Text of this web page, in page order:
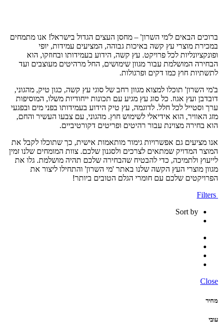
ברוכים הבאים ל'מי השרון' – מחסן העצים הגדול בישראל! אנו מתמחים
במכירת מוצרי עץ קשה באיכות גבוהה, המציעים עמידות, יופי
ופונקציונליות לכל פרויקט. עץ קשה, הידוע בעמידותו ובחוזקו, הוא
הבחירה המושלמת עבור מגוון שימושים, החל מרהיטים מעוצבים ועד
לתשתיות חוץ כמו דקים ופרגולות.
ב'מי השרון' תוכלו למצוא מגוון רחב של סוגי עץ קשה, כגון טיק, מהגוני,
דובדבן ועץ אגוז. כל סוג עץ מגיע עם תכונות ייחודיות משלו, המוסיפות
ערך וסטייל לכל חלל. לדוגמה, עץ טיק הידוע בעמידותו בפני מים ובפגעי
מזג האוויר, הוא אידיאלי לשימוש חוץ. מהגוני, עם צבעו העשיר והחם,
הוא בחירה מצוינת עבור רהיטים ופריטים דקורטיביים.
אנו מציעים גם אפשרויות גימור מותאמות אישית, כך שתוכלו לקבל את
המוצר המדויק שמתאים לצרכים ולסגנון שלכם. צוות המומחים שלנו זמין
לייעוץ ולתמיכה, כדי להבטיח שהבחירה שלכם תהיה מושלמת. גלו את
מגוון מוצרי העץ הקשה שלנו באתר 'מי השרון' והתחילו ליצור את
הפרויקטים שלכם עם חומרי הגלם הטובים ביותר!
Sort by
Close
מחיר
עובי